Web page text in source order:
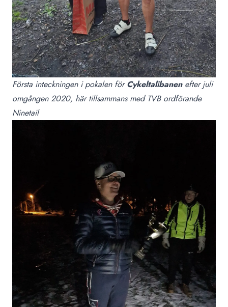
Första inteckningen i pokalen förCykeltalibanenefter juli
omgången 2020, här tillsammans med TVB ordförande
Ninetail